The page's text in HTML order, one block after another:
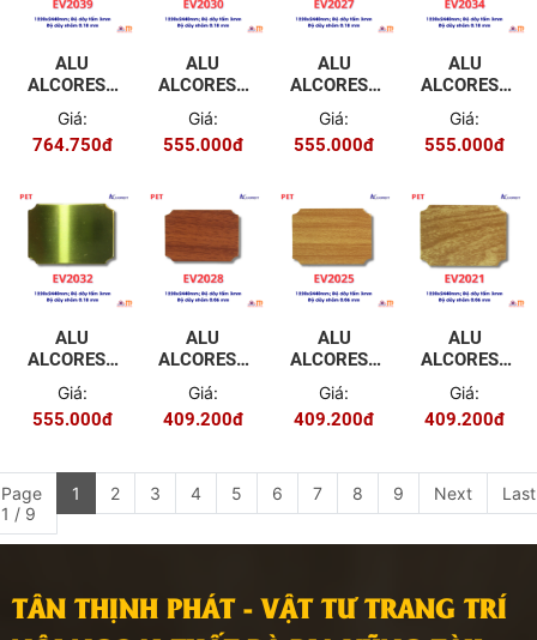
ALU
ALCOREST
TRONG
NHÀ PET
EV2039
TRẮNG
Giá:
764.750đ
ALU
ALCOREST
TRONG
NHÀ PET
EV2030
VÀNG
Giá:
555.000đ
ALU
ALCOREST
TRONG
NHÀ PET
EV2029
ĐEN
Giá:
555.000đ
ALU
ALCOREST
TRONG
NHÀ PET
EV2034
ĐEN
Giá:
555.000đ
ALU
ALCOREST
TRONG
NHÀ PET
EV2032
GƯƠNG
VÀNG
Giá:
555.000đ
ALU
ALCOREST
TRONG
NHÀ PET
EV2028
GỖ ĐỎ
Giá:
409.200đ
ALU
ALCOREST
TRONG
NHÀ PET
EV2025
GỖ ĐẬM
Giá:
409.200đ
ALU
ALCOREST
TRONG
NHÀ PET
EV2021
GỖ NHẠT
Giá:
409.200đ
Page
1 / 9
1 2 3 4 5 6 7 8 9 Next Last
TÂN THỊNH PHÁT - VẬT TƯ TRANG TRÍ